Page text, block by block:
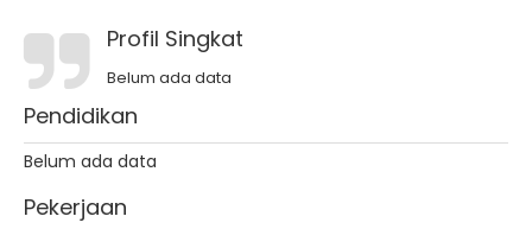
Profil Singkat
Belum ada data
Pendidikan
Belum ada data
Pekerjaan